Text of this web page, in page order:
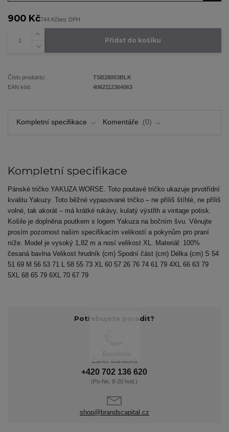
900 Kč744 Kčbez DPH
Přidat do košíku
Číslo produktu:
TSB28003BLK
EAN kód:
4062112364063
Kompletní specifikace Komentáře 0
Kompletní specifikace
Pánské tričko YAKUZA WORSE. Toto poutavé tričko ukazuje prvotřídní
kvalitu Yakuzy. Toto běžné vypasované tričko – ne příliš štíhlé, ne příliš
volné, tak akorát – má krátké rukávy, kulatý výstřih a vintage potisk.
Košile je doplněna poutkem s logem Yakuza na bočním švu. Věnujte
prosím pozornost našim specifikacím velikostí a pokynům pro praní
níže. Model je vysoký 1,82 m a nosí velikost XL. Materiál: 100%
česaná bavlna Velikost hrudník (cm) Spodní část (cm) Délka (cm) S 54
51 69 M 56 53 71 L 58 55 73 XL 60 57 26 76 74 61 79 4XL 66 63 79
5XL 68 65 79 6XL 70 67 79
Potřebujete poradit?
Žanet Bandová
+420 702 136 620
(Po-Ne, 8-20 hod.)
shop@brandscapital.cz